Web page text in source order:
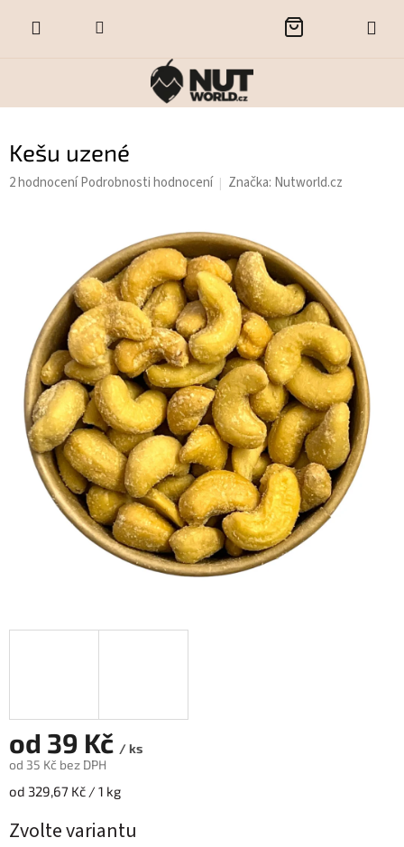
NÁKUPNÍ
Kešu uzené
Průměrné
hvězdiček.
2 hodnoceníPodrobnosti hodnocení Značka: Nutworld.cz
od 39 Kč / ks
od 35 Kč bez DPH
Měrná
od 329,67 Kč / 1 kg
Zvolte variantu